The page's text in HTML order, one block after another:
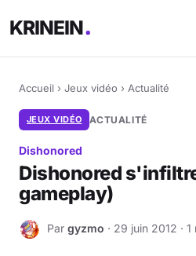
KRINEIN
Accueil › Jeux vidéo › Actualité
JEUX VIDÉO ACTUALITÉ
Dishonored
Dishonored
gameplay)
G Par gyzmo · 29 juin 2012 ·